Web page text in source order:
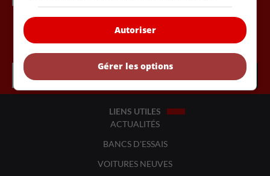
Inscrivez vous à l'infolettre.
LIENS UTILES
ACTUALITÉS
BANCS D'ESSAIS
VOITURES NEUVES
Autoriser
Gérer les options